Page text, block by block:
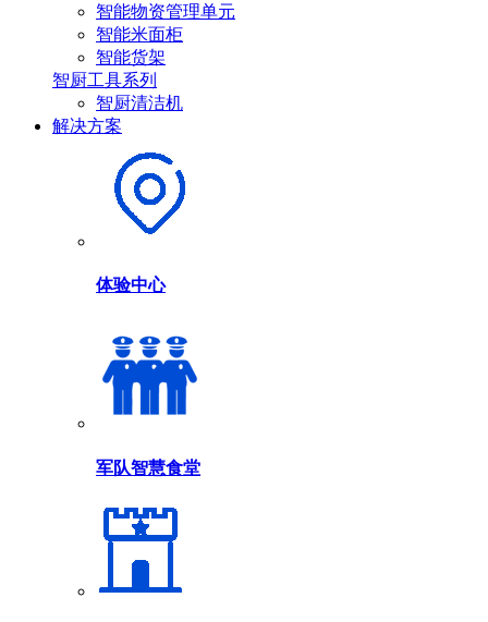
智能物资管理单元
智能米面柜
智能货架
智厨工具系列
智厨清洁机
解决方案
体验中心
军队智慧食堂